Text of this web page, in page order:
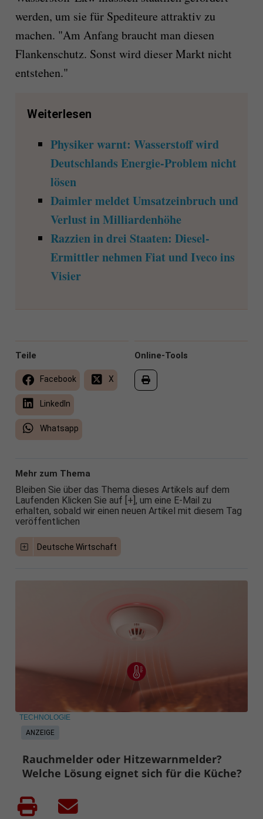
werden, um sie für Spediteure attraktiv zu
machen. "Am Anfang braucht man diesen
Flankenschutz. Sonst wird dieser Markt nicht
entstehen."
Weiterlesen
Physiker warnt: Wasserstoff wird
Deutschlands Energie-Problem nicht
lösen
Daimler meldet Umsatzeinbruch und
Verlust in Milliardenhöhe
Razzien in drei Staaten: Diesel-
Ermittler nehmen Fiat und Iveco ins
Visier
Online-Tools
Teile
Facebook X
LinkedIn
Whatsapp
Mehr zum Thema
Bleiben Sie über das Thema dieses Artikels auf dem
Laufenden Klicken Sie auf [+], um eine E-Mail zu
erhalten, sobald wir einen neuen Artikel mit diesem Tag
veröffentlichen
Deutsche Wirtschaft
ANZEIGE
TECHNOLOGIE
Rauchmelder oder Hitzewarnmelder?
Welche Lösung eignet sich für die Küche?